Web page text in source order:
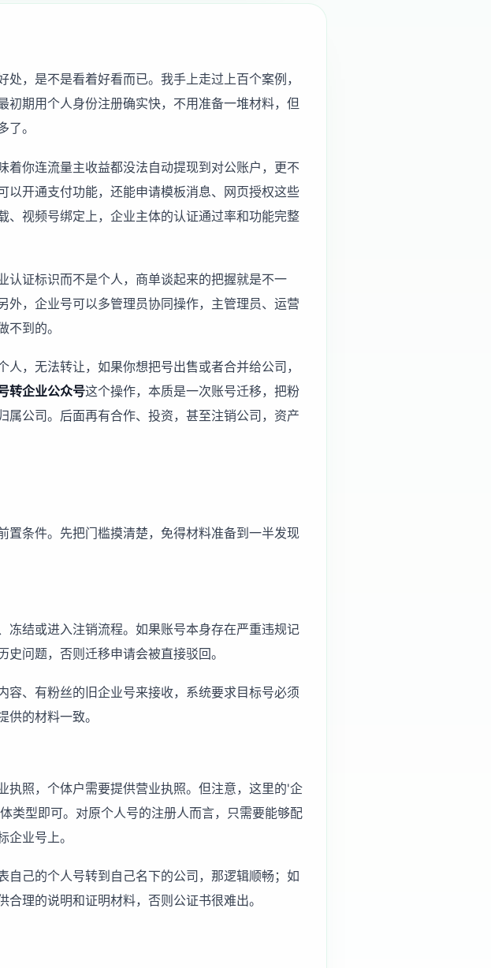
处，是不是看着好看而已。我手上走过上百个案例，
期用个人身份注册确实快，不用准备一堆材料，但
。
你连流量主收益都没法自动提现到对公账户，更不
以开通支付功能，还能申请模板消息、网页授权这些
视频号绑定上，企业主体的认证通过率和功能完整
认证标识而不是个人，商单谈起来的把握就是不一
，企业号可以多管理员协同操作，主管理员、运营
到的。
，无法转让，如果你想把号出售或者合并给公司，
转企业公众号这个操作，本质是一次账号迁移，把粉
公司。后面再有合作、投资，甚至注销公司，资产
置条件。先把门槛摸清楚，免得材料准备到一半发现
冻结或进入注销流程。如果账号本身存在严重违规记
问题，否则迁移申请会被直接驳回。
容、有粉丝的旧企业号来接收，系统要求目标号必须
的材料一致。
执照，个体户需要提供营业执照。但注意，这里的'企
类型即可。对原个人号的注册人而言，只需要能够配
业号上。
己的个人号转到自己名下的公司，那逻辑顺畅；如
理的说明和证明材料，否则公证书很难出。